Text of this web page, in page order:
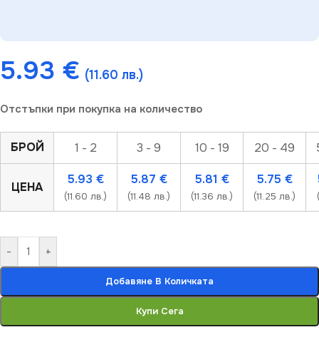
5.93 € (11.60 лв.)
Отстъпки при покупка на количество
БРОЙ 1 - 2 3 - 9 10 - 19 20 - 49
ЦЕНА
5.93 €
(11.60 лв.)
5.87 €
(11.48 лв.)
5.81 €
(11.36 лв.)
5.75 €
(11.25 лв.)
- +
Добавяне В Количката
Купи Сега